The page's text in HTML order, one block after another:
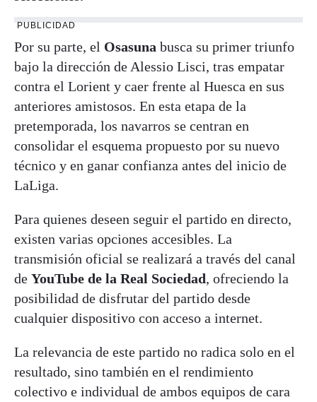
PUBLICIDAD
Por su parte, el Osasuna busca su primer triunfo
bajo la dirección de Alessio Lisci, tras empatar
contra el Lorient y caer frente al Huesca en sus
anteriores amistosos. En esta etapa de la
pretemporada, los navarros se centran en
consolidar el esquema propuesto por su nuevo
técnico y en ganar confianza antes del inicio de
LaLiga.
Para quienes deseen seguir el partido en directo,
existen varias opciones accesibles. La
transmisión oficial se realizará a través del canal
de YouTube de la Real Sociedad, ofreciendo la
posibilidad de disfrutar del partido desde
cualquier dispositivo con acceso a internet.
La relevancia de este partido no radica solo en el
resultado, sino también en el rendimiento
colectivo e individual de ambos equipos de cara